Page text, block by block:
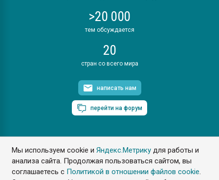
Мы используем cookie иЯндекс.Метрику для работы и
анализа сайта. Продолжая пользоваться сайтом, вы
соглашаетесь с Политикой в отношении файлов cookie.
>20 000
тем обсуждается
20
стран со всего мира
написать нам
перейти на форум
ПластЭксперт © 2006. Все права защищены
Разрешается копирование материалов сайта с обязательной
ссылкой на www.e-plastic.ru